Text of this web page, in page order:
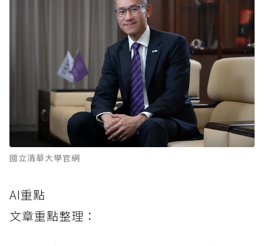
國立清華大學官網
AI重點
文章重點整理：